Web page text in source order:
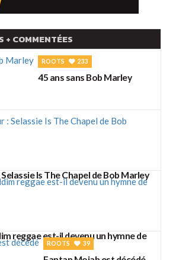
+ COMMENTÉES
ROOTS 233
45 ans sans Bob Marley
Is The Chapel de Bob Marley
reggae est-il devenu un hymne de
ROOTS 39